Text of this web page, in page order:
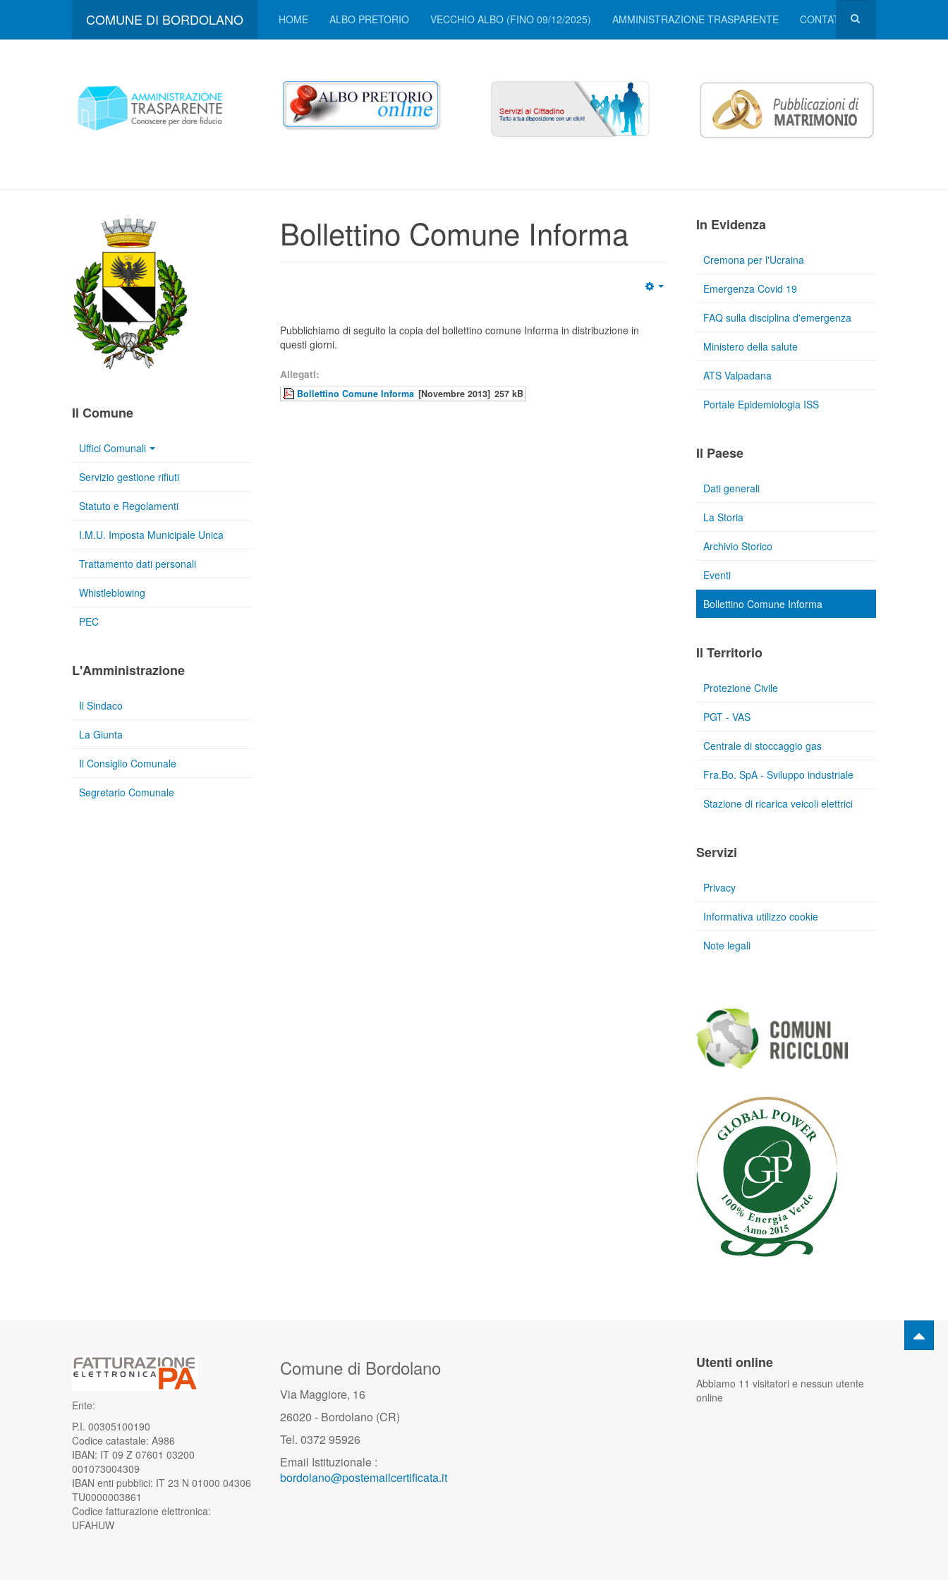
COMUNE DI BORDOLANO HOME ALBO PRETORIO VECCHIO ALBO (FINO 09/12/2025) AMMINISTRAZIONE TRASPARENTE CONTATTI
Bollettino Comune Informa
Pubblichiamo di seguito la copia del bollettino comune Informa in distribuzione in
questi giorni.
Allegati:
Bollettino Comune Informa [Novembre 2013] 257 kB
Il Comune
Uffici Comunali
Servizio gestione rifiuti
Statuto e Regolamenti
I.M.U. Imposta Municipale Unica
Trattamento dati personali
Whistleblowing
PEC
L'Amministrazione
Il Sindaco
La Giunta
Il Consiglio Comunale
Segretario Comunale
In Evidenza
Cremona per l'Ucraina
Emergenza Covid 19
FAQ sulla disciplina d'emergenza
Ministero della salute
ATS Valpadana
Portale Epidemiologia ISS
Il Paese
Dati generali
La Storia
Archivio Storico
Eventi
Bollettino Comune Informa
Il Territorio
Protezione Civile
PGT - VAS
Centrale di stoccaggio gas
Fra.Bo. SpA - Sviluppo industriale
Stazione di ricarica veicoli elettrici
Servizi
Privacy
Informativa utilizzo cookie
Note legali
Ente:
P.I. 00305100190
Codice catastale: A986
IBAN: IT 09 Z 07601 03200
001073004309
IBAN enti pubblici: IT 23 N 01000 04306
TU0000003861
Codice fatturazione elettronica:
UFAHUW
Comune di Bordolano
Via Maggiore, 16
26020 - Bordolano (CR)
Tel. 0372 95926
Email Istituzionale :
bordolano@postemailcertificata.it
Utenti online
Abbiamo 11 visitatori e nessun utente
online